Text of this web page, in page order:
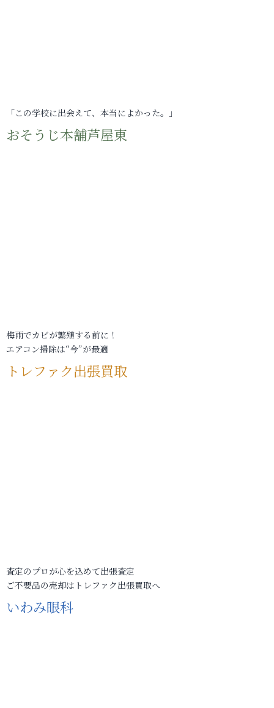
「この学校に出会えて、本当によかった。」
おそうじ本舗芦屋東
梅雨でカビが繁殖する前に！
エアコン掃除は“今”が最適
トレファク出張買取
査定のプロが心を込めて出張査定
ご不要品の売却はトレファク出張買取へ
いわみ眼科